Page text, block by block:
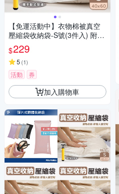
【免運活動中】衣物棉被真空
壓縮袋收納袋-S號(3件入) 附手
動式泵浦
$229
5 (1)
活動 券
加入購物車